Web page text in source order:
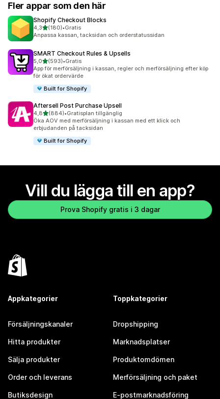
Fler appar som den här
Shopify Checkout Blocks
4,3av 5 stjärnor
(180)
180 recensioner totalt
•Gratis
Anpassa kassan, tacksidan och orderstatussidan
SMART Checkout Rules & Upsells
5,0av 5 stjärnor
(593)
593 recensioner totalt
•Gratis
App för merförsäljning i kassan, regler och merförsäljning efter köp
för ökat ordervärde
Built for Shopify
Aftersell Post Purchase Upsell
4,8av 5 stjärnor
(884)
884 recensioner totalt
•Gratisplan tillgänglig
Öka AOV med merförsäljning i kassan med ett klick och
erbjudanden på tacksidan
Built for Shopify
Vill du lägga till en app?
Prova Shopify gratis i 3 dagar
Appkategorier
Försäljningskanaler
Hitta produkter
Sälja produkter
Order och leverans
Butiksdesign
Toppkategorier
Dropshipping
Marknadsplatser
Produktomdömen
Merförsäljning och paket
E-postmarknadsföring